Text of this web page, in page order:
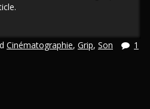
Cinématographie, Grip, Son
1